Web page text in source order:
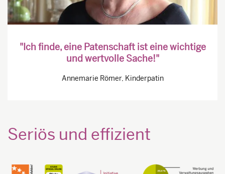
"Ich finde, eine Patenschaft ist eine wichtige
und wertvolle Sache!"
Annemarie Römer, Kinderpatin
Seriös und effizient